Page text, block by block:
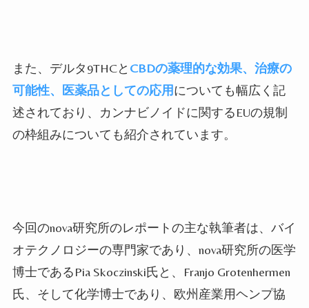
また、デルタ9THCと CBDの薬理的な効果、治療の
可能性、医薬品としての応用についても幅広く記
述されており、カンナビノイドに関するEUの規制
の枠組みについても紹介されています。
今回のnova研究所のレポートの主な執筆者は、バイ
オテクノロジーの専門家であり、nova研究所の医学
博士であるPia Skoczinski氏と、Franjo Grotenhermen
氏、そして化学博士であり、欧州産業用ヘンプ協